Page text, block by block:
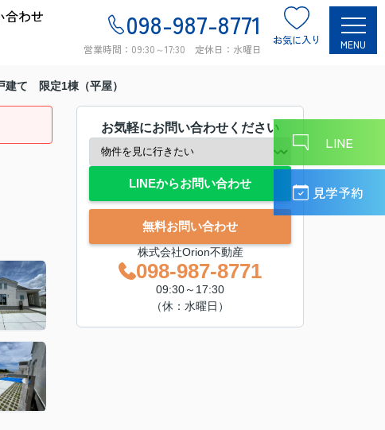
合わせ 098-987-8771
営業時間：09:30～17:30 定休日：水曜日
お気に入り MENU
LINE
見学予約
建て 限定1棟（平屋）
お気軽にお問い合わせください
LINEからお問い合わせ
無料お問い合わせ
株式会社Orion不動産
098-987-8771
09:30～17:30
（休：水曜日）